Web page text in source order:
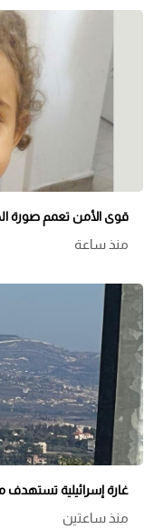
قوى الأمن تعمم صورة
منذ ساعة
غارة إسرائيلية
منذ ساعتين